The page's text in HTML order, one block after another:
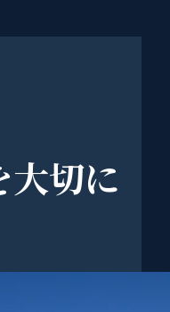
大切に